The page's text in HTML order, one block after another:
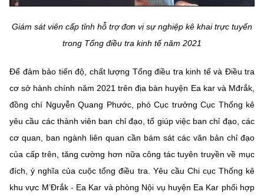
Giám sát viên cấp tỉnh hỗ trợ đơn vị sự nghiệp kê khai trực tuyến
trong Tổng điều tra kinh tế năm 2021
Để đảm bảo tiến độ, chất lượng Tổng điều tra kinh tế và Điều tra
cơ sở hành chính năm 2021 trên địa bàn huyện Ea kar và Mđrắk,
đồng chí Nguyễn Quang Phước, phó Cục trưởng Cục Thống kê
yêu cầu các thành viên ban chỉ đạo, tổ giúp việc ban chỉ đạo, các
cơ quan, ban ngành liên quan cần bám sát các văn bản chỉ đạo
của cấp trên, tăng cường hơn nữa công tác tuyên truyền về mục
đích, ý nghĩa của cuộc tổng điều tra. Yêu cầu Chi cục Thống kê
khu vực M’Đrắk - Ea Kar và phòng Nội vụ huyện Ea Kar phối hợp